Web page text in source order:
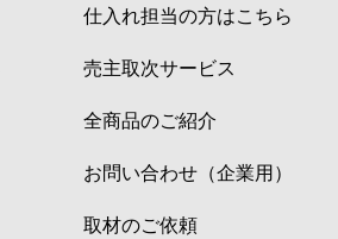
仕入れ担当の方はこちら
売主取次サービス
全商品のご紹介
お問い合わせ（企業用）
取材のご依頼